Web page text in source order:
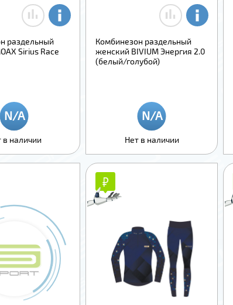
раздельный
Sirius Race
в наличии
Комбинезон раздельный
женский BIVIUM Энергия 2.0
(белый/голубой)
Нет в наличии
₽
₽